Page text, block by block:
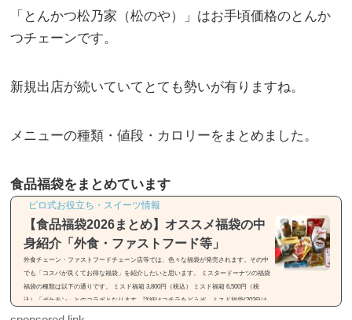
「とんかつ松乃家（松のや）」はお手頃価格のとんか
つチェーンです。
新規出店が続いていてとても勢いが有りますね。
メニューの種類・値段・カロリーをまとめました。
食品福袋をまとめています
ピロ式お役立ち・スイーツ情報
【食品福袋2026まとめ】オススメ福袋の中
身紹介「外食・ファストフード等」
外食チェーン・ファストフードチェーン店等では、色々な福袋が発売されます。その中
でも「コスパが良くてお得な福袋」を紹介したいと思います。 ミスタードーナツの福袋
福袋の種類は以下の通りです。 ミスド福箱 3,800円（税込） ミスド福箱 6,500円（税
込）「ポケモン」とのコラボとなります。詳細はコチラをどうぞ。ミスド福袋(2026)は